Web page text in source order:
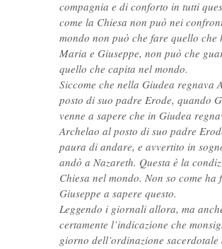
compagnia e di conforto in tutti
come la Chiesa non può nei
mondo non può che fare quello che
Maria e Giuseppe, non può che
quello che capita nel mondo.
Siccome che nella Giudea regnava
posto di suo padre Erode, quando
venne a sapere che in Giudea
Archelao al posto di suo padre
paura di andare, e avvertito in
andò a Nazareth. Questa è la
Chiesa nel mondo. Non so come ha
Giuseppe a sapere questo.
Leggendo i giornali allora, ma
certamente l’indicazione che
giorno dell’ordinazione sacerdotale